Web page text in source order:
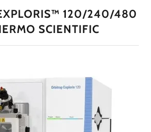
120/240/480
SCIENTIFIC